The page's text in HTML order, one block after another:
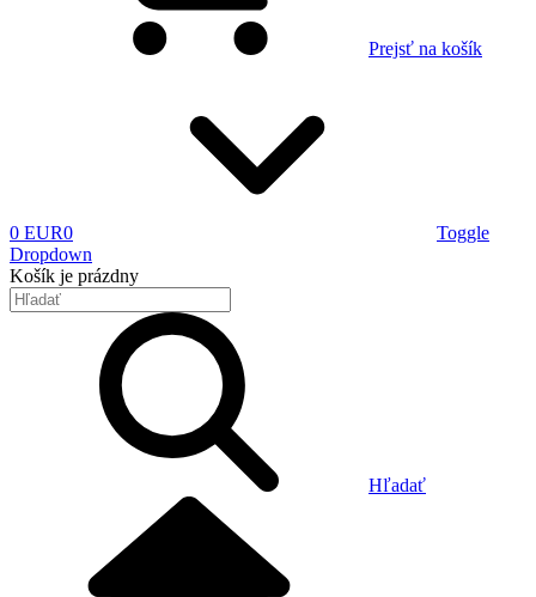
Prejsť na košík
0 EUR0
Toggle
Dropdown
Košík je prázdny
Hľadať